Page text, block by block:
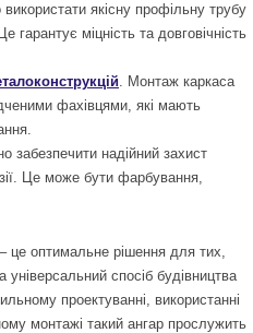
якісну профільну трубу
гарантує міцність та довговічність
. Монтаж каркаса
фахівцями, які мають
забезпечити надійний захист
Це може бути фарбування,
це оптимальне рішення для тих,
спосіб будівництва
проектуванні, використанні
монтажі такий ангар прослужить